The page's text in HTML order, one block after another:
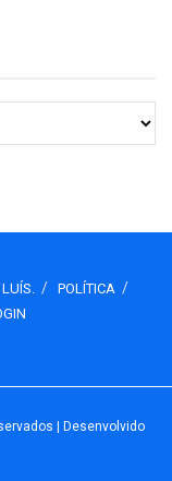
POLÍTICA
| Desenvolvido